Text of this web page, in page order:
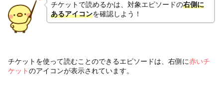
チケットで読めるかは、対象エピソードの右側に
あるアイコンを確認しよう！
チケットを使って読むことのできるエピソードは、右側に赤いチ
ケットのアイコンが表示されています。